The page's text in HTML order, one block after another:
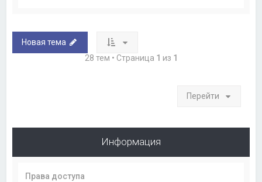
Новая тема
28 тем • Страница 1 из 1
Перейти
Информация
Права доступа